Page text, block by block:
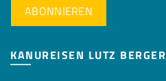
KANUREISEN LUTZ BERGER